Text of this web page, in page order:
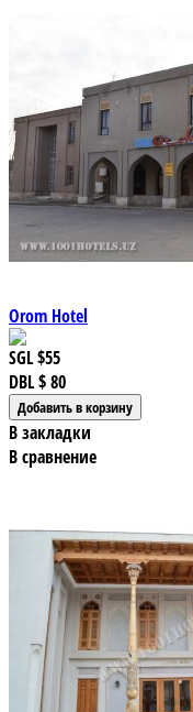
Orom Hotel
SGL$55
DBL$ 80
В закладки
В сравнение